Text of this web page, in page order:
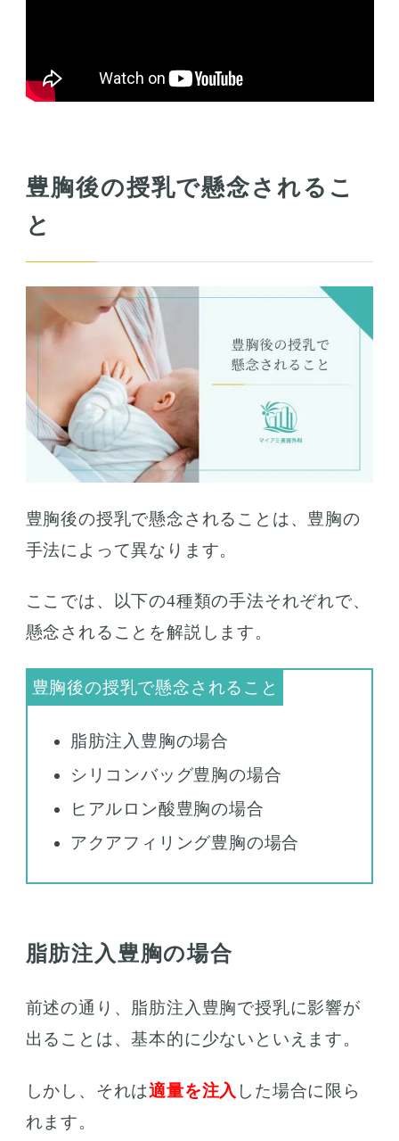
豊胸後の授乳で懸念されるこ
と
豊胸後の授乳で懸念されることは、豊胸の
手法によって異なります。
ここでは、以下の4種類の手法それぞれで、
懸念されることを解説します。
脂肪注入豊胸の場合
シリコンバッグ豊胸の場合
ヒアルロン酸豊胸の場合
アクアフィリング豊胸の場合
脂肪注入豊胸の場合
前述の通り、脂肪注入豊胸で授乳に影響が
出ることは、基本的に少ないといえます。
しかし、それは適量を注入 した場合に限ら
れます。